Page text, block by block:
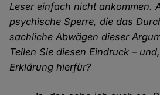
Leser einfach nicht ankommen.
psychische Sperre, die das
sachliche Abwägen dieser
Teilen Sie diesen Eindruck –
Erklärung hierfür?